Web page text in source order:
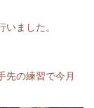
ました。
先の練習で今月